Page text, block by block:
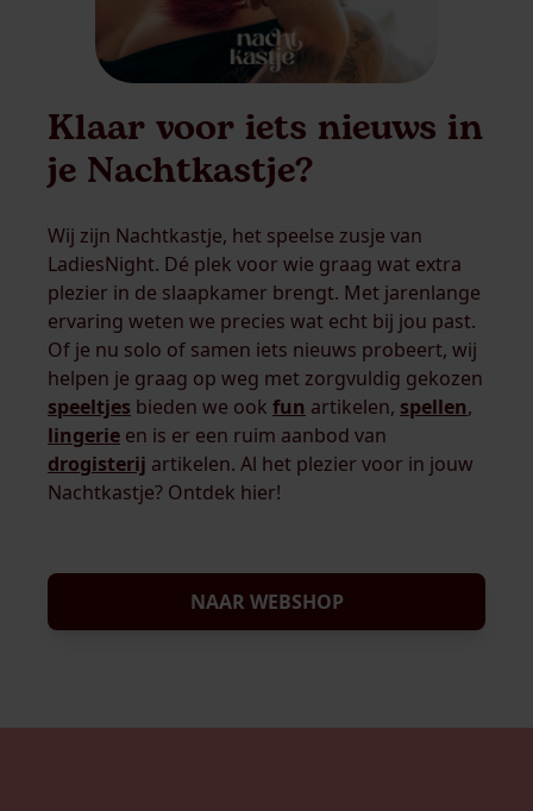
Klaar voor iets nieuws in
je Nachtkastje?
Wij zijn Nachtkastje, het speelse zusje van
LadiesNight. Dé plek voor wie graag wat extra
plezier in de slaapkamer brengt. Met jarenlange
ervaring weten we precies wat echt bij jou past.
Of je nu solo of samen iets nieuws probeert, wij
helpen je graag op weg met zorgvuldig gekozen
speeltjes bieden we ook fun artikelen, spellen,
lingerie en is er een ruim aanbod van
drogisterij artikelen. Al het plezier voor in jouw
Nachtkastje? Ontdek hier!
NAAR WEBSHOP